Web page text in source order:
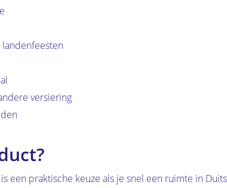
versiering
is een praktische keuze als je snel een ruimte in